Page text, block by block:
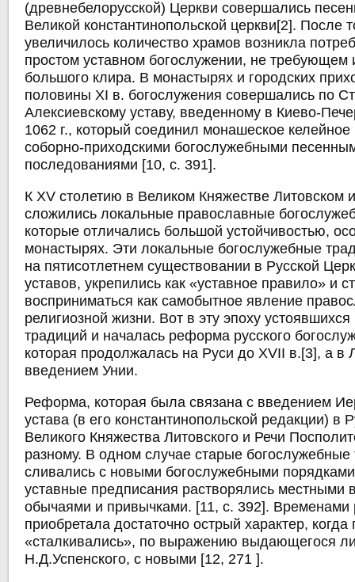
(древнебелорусской) Церкви совершались
Великой константинопольской церкви[2]. После
увеличилось количество храмов возникла
простом уставном богослужении, не требующем
большого клира. В монастырях и городских
половины XI в. богослужения совершались по
Алексиевскому уставу, введенному в Киево-
1062 г., который соединил монашеское
соборно-приходскими богослужебными
последованиями [10, с. 391].
К XV столетию в Великом Княжестве Литовском
сложились локальные православные
которые отличались большой устойчивостью,
монастырях. Эти локальные богослужебные
на пятисотлетнем существовании в Русской
уставов, укрепились как «уставное правило» и
восприниматься как самобытное явление
религиозной жизни. Вот в эту эпоху
традиций и началась реформа русского
которая продолжалась на Руси до XVII в.[3], а в
введением Унии.
Реформа, которая была связана с введением
устава (в его константинопольской редакции) в
Великого Княжества Литовского и Речи
разному. В одном случае старые богослужебные
сливались с новыми богослужебными
уставные предписания растворялись местными
обычаями и привычками. [11, с. 392].
приобретала достаточно острый характер,
«сталкивались», по выражению выдающегося
Н.Д.Успенского, с новыми [12, 271 ].